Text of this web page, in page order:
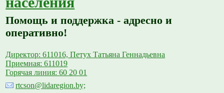
Помощь и поддержка - адресно и
оперативно!
Директор: 611016, Петух Татьяна Геннадьевна
Приемная: 611019
Горячая линия: 60 20 01
rtcson@lidaregion.by;